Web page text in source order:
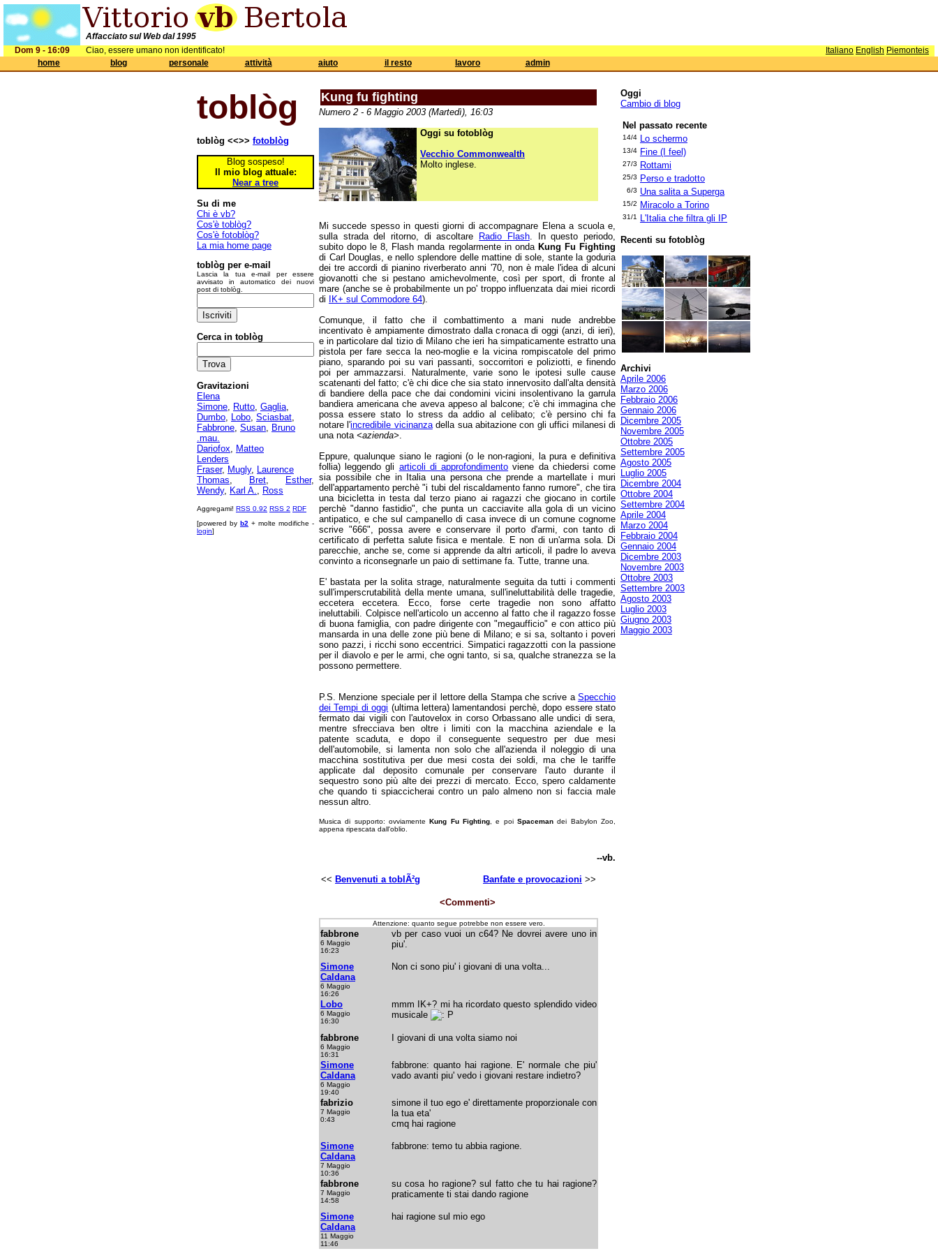
Affacciato sul Web dal 1995
Dom 9 - 16:09
Ciao, essere umano non identificato! Italiano English Piemonteis
home
blog personale attività aiuto il resto lavoro admin
toblòg
toblòg <<>> fotoblòg
Blog sospeso!
Il mio blog attuale:
Near a tree
Su di me
Chi è vb?
Cos'è toblòg?
Cos'è fotoblòg?
La mia home page
toblòg per e-mail
Lascia la tua e-mail per essere
avvisato in automatico dei nuovi
post di toblòg.
Cerca in toblòg
Gravitazioni
Elena
Simone, Rutto, Gaglia,
Dumbo, Lobo, Sciasbat,
Fabbrone, Susan, Bruno
.mau.
Dariofox, Matteo
Lenders
Fraser, Mugly, Laurence
Thomas, Bret, Esther,
Wendy, Karl A., Ross
Aggregami! RSS 0.92 RSS 2 RDF
[powered by b2 + molte modifiche -
login]
Kung fu fighting
Numero 2 - 6 Maggio 2003 (Martedì), 16:03
Oggi su fotoblòg
Vecchio Commonwealth
Molto inglese.
Mi succede spesso in questi giorni di accompagnare Elena a scuola e,
sulla strada del ritorno, di ascoltare
Radio Flash. In questo periodo,
subito dopo le 8, Flash manda regolarmente in onda Kung Fu Fighting
di Carl Douglas, e nello splendore delle mattine di sole, stante la goduria
dei tre accordi di pianino riverberato anni '70, non è male l'idea di alcuni
giovanotti che si pestano amichevolmente, così per sport, di fronte al
mare (anche se è probabilmente un po' troppo influenzata dai miei ricordi
di
IK+ sul Commodore 64).
Comunque, il fatto che il combattimento a mani nude andrebbe
incentivato è ampiamente dimostrato dalla cronaca di oggi (anzi, di ieri),
e in particolare dal tizio di Milano che ieri ha simpaticamente estratto una
pistola per fare secca la neo-moglie e la vicina rompiscatole del primo
piano, sparando poi su vari passanti, soccorritori e poliziotti, e finendo
poi per ammazzarsi. Naturalmente, varie sono le ipotesi sulle cause
scatenanti del fatto; c'è chi dice che sia stato innervosito dall'alta densità
di bandiere della pace che dai condomini vicini insolentivano la garrula
bandiera americana che aveva appeso al balcone; c'è chi immagina che
possa essere stato lo stress da addio al celibato; c'è persino chi fa
notare l'incredibile vicinanzadella sua abitazione con gli uffici milanesi di
una nota <azienda>.
Eppure, qualunque siano le ragioni (o le non-ragioni, la pura e definitiva
follia) leggendo gli articoli di approfondimento viene da chiedersi come
sia possibile che in Italia una persona che prende a martellate i muri
dell'appartamento perchè "i tubi del riscaldamento fanno rumore", che tira
una bicicletta in testa dal terzo piano ai ragazzi che giocano in cortile
perchè "danno fastidio", che punta un cacciavite alla gola di un vicino
antipatico, e che sul campanello di casa invece di un comune cognome
scrive "666", possa avere e conservare il porto d'armi, con tanto di
certificato di perfetta salute fisica e mentale. E non di un'arma sola. Di
parecchie, anche se, come si apprende da altri articoli, il padre lo aveva
convinto a riconsegnarle un paio di settimane fa. Tutte, tranne una.
E' bastata per la solita strage, naturalmente seguita da tutti i commenti
sull'imperscrutabilità della mente umana, sull'ineluttabilità delle tragedie,
eccetera eccetera. Ecco, forse certe tragedie non sono affatto
ineluttabili. Colpisce nell'articolo un accenno al fatto che il ragazzo fosse
di buona famiglia, con padre dirigente con "megaufficio" e con attico più
mansarda in una delle zone più bene di Milano; e si sa, soltanto i poveri
sono pazzi, i ricchi sono eccentrici. Simpatici ragazzotti con la passione
per il diavolo e per le armi, che ogni tanto, si sa, qualche stranezza se la
possono permettere.
P.S. Menzione speciale per il lettore della Stampa che scrive a Specchio
dei Tempi di oggi (ultima lettera) lamentandosi perchè, dopo essere stato
fermato dai vigili con l'autovelox in corso Orbassano alle undici di sera,
mentre sfrecciava ben oltre i limiti con la macchina aziendale e la
patente scaduta, e dopo il conseguente sequestro per due mesi
dell'automobile, si lamenta non solo che all'azienda il noleggio di una
macchina sostitutiva per due mesi costa dei soldi, ma che le tariffe
applicate dal deposito comunale per conservare l'auto durante il
sequestro sono più alte dei prezzi di mercato. Ecco, spero caldamente
che quando ti spiaccicherai contro un palo almeno non si faccia male
nessun altro.
Musica di supporto: ovviamenteKung Fu Fighting , e poiSpaceman dei Babylon Zoo,
appena ripescata dall'oblio.
--vb.
<< Benvenuti a toblÃ²g Banfate e provocazioni >>
<Commenti>
Attenzione: quanto segue potrebbe non essere vero.
fabbrone
6 Maggio
16:23
vb per caso vuoi un c64? Ne dovrei avere uno in
piu'.
Simone
Caldana
6 Maggio
16:26
Non ci sono piu' i giovani di una volta...
Lobo
6 Maggio
16:30
mmm IK+? mi ha ricordato questo splendido video
musicale
fabbrone
6 Maggio
16:31
I giovani di una volta siamo noi
Simone
Caldana
6 Maggio
19:40
fabbrone: quanto hai ragione. E' normale che piu'
vado avanti piu' vedo i giovani restare indietro?
fabrizio
7 Maggio
0:43
simone il tuo ego e' direttamente proporzionale con
la tua eta'
cmq hai ragione
Simone
Caldana
7 Maggio
10:36
fabbrone: temo tu abbia ragione.
fabbrone
7 Maggio
14:58
su cosa ho ragione? sul fatto che tu hai ragione?
praticamente ti stai dando ragione
Simone
Caldana
11 Maggio
11:46
hai ragione sul mio ego
Oggi
Cambio di blog
Nel passato recente
14/4 Lo schermo
13/4 Fine (I feel)
27/3 Rottami
25/3 Perso e tradotto
6/3 Una salita a Superga
15/2 Miracolo a Torino
31/1 L'Italia che filtra gli IP
Recenti su fotoblòg
Archivi
Aprile 2006
Marzo 2006
Febbraio 2006
Gennaio 2006
Dicembre 2005
Novembre 2005
Ottobre 2005
Settembre 2005
Agosto 2005
Luglio 2005
Dicembre 2004
Ottobre 2004
Settembre 2004
Aprile 2004
Marzo 2004
Febbraio 2004
Gennaio 2004
Dicembre 2003
Novembre 2003
Ottobre 2003
Settembre 2003
Agosto 2003
Luglio 2003
Giugno 2003
Maggio 2003